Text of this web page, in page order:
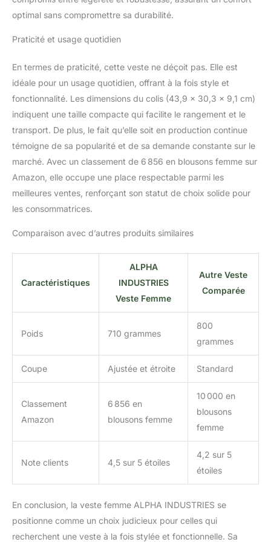
optimal sans compromettre sa durabilité.
Praticité et usage quotidien
En termes de praticité, cette veste ne déçoit pas. Elle est
idéale pour un usage quotidien, offrant à la fois style et
fonctionnalité. Les dimensions du colis (43,9 x 30,3 x 9,1 cm)
indiquent une taille compacte qui facilite le rangement et le
transport. De plus, le fait qu’elle soit en production continue
témoigne de sa popularité et de sa demande constante sur le
marché. Avec un classement de 6 856 en blousons femme sur
Amazon, elle occupe une place respectable parmi les
meilleures ventes, renforçant son statut de choix solide pour
les consommatrices.
Comparaison avec d’autres produits similaires
Caractéristiques
ALPHA
INDUSTRIES
Veste Femme
Autre Veste
Comparée
Poids 710 grammes
800
grammes
Coupe Ajustée et étroite Standard
Classement
Amazon
6 856 en
blousons femme
10 000 en
blousons
femme
Note clients 4,5 sur 5 étoiles
4,2 sur 5
étoiles
En conclusion, la veste femme ALPHA INDUSTRIES se
positionne comme un choix judicieux pour celles qui
recherchent une veste à la fois stylée et fonctionnelle. Sa